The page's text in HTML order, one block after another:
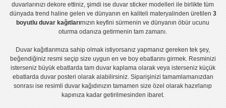
duvarlarınızı dekore ettiniz, şimdi iseduvar sticker modelleri ile birlikte tüm
dünyada trend haline gelen ve dünyanın en kaliteli materyalinden üretilen 3
boyutlu duvar kağıtlarımızın keyfini sürmenin ve dünyanın öbür ucunu
oturma odanıza getirmenin tam zamanı.
Duvar kağıtlarımıza sahip olmak istiyorsanız yapmanız gereken tek şey,
beğendiğiniz resmi seçip size uygun en ve boy ebatlarını girmek. Resminizi
isterseniz büyük ebatlarda tam duvar kaplama olarak veya isterseniz küçük
ebatlarda duvar posteri olarak alabilirsiniz. Siparişinizi tamamlamanızdan
sonrası iseresimli duvar kağıdınızın tamamen size özel olarak hazırlanıp
kapınıza kadar getirilmesinden ibaret.